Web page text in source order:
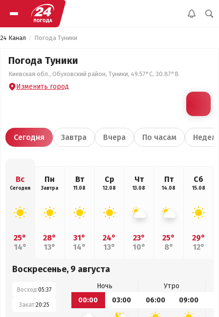
24 Канал Погода Туники
Погода Туники
Киевская обл., Обуховский район, Туники, 49.57°С, 30.87°В
Изменить город
Сегодня Завтра Вчера По часам
Вс
Сегодня
25°
14°
Пн
Завтра
28°
13°
Вт
11.08
31°
14°
Ср
12.08
24°
13°
Чт
13.08
23°
10°
Пт
14.08
25°
8°
Сб
15.08
29°
12°
Воскресенье, 9 августа
Восход:05:37
Закат:20:25
Ночь
Утро
00:00
03:00 06:00 09:00